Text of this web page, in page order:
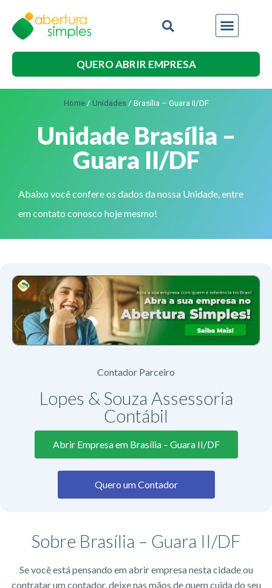
QUERO ABRIR EMPRESA
Home/ Unidades/ Brasília – Guara II/DF
Unidade Brasília –
Guara II/DF
Abaixo você confere os dados da nossa Unidade, entre
em contato conosco hoje mesmo!
Contador Parceiro
Lopes & Souza Assessoria
Contábil
Abrir Empresa em Brasília – Guara II/DF
Quero um Contador
Sobre Brasília – Guara II/DF
Se você está pensando em abrir empresa nesta cidade ou
contratar um contador, deixe nas mãos de quem cuida do seu